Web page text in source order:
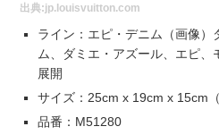
出典:jp.louisvuitton.com
ライン：エピ・デニム（画像）
ム、ダミエ・アズール、エピ
展開
サイズ：25cm x 19cm x 15cm
品番：M51280